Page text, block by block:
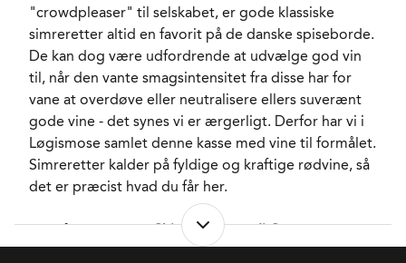
"crowdpleaser" til selskabet, er gode klassiske
simreretter altid en favorit på de danske spiseborde.
De kan dog være udfordrende at udvælge god vin
til, når den vante smagsintensitet fra disse har for
vane at overdøve eller neutralisere ellers suverænt
gode vine - det synes vi er ærgerligt. Derfor har vi i
Løgismose samlet denne kasse med vine til formålet.
Simreretter kalder på fyldige og kraftige rødvine, så
det er præcist hvad du får her.
Prøv for eksempelChianti Riserva di Casanovatil
OssobucoogCoq Au Vin,Pelassa's BarolotilBoeuf